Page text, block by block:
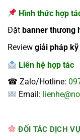
Hình thức hợp
Đặt banner thương
Review giải pháp
Liên hệ hợp tác
☎ Zalo/Hotline:
Email:
ĐỐI TÁC DỊCH